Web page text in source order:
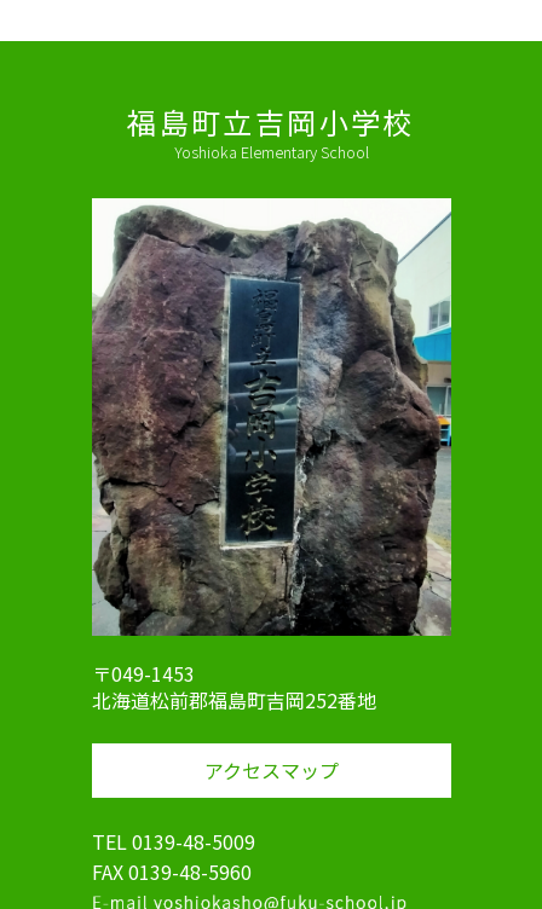
福島町立吉岡小学校
Yoshioka Elementary School
〒049-1453
北海道松前郡福島町吉岡252番地
アクセスマップ
TEL 0139-48-5009
FAX 0139-48-5960